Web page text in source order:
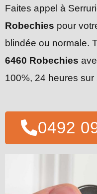
Faites appel à
Robechies pour
blindée ou normale.
6460 Robechies
100%, 24 heures
0492